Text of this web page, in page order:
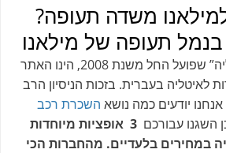
משדה תעופה?
תעופה של מילאנו
אתר “המומחים לאיטליה” שפועל החל משנת 2008, הינו האתר
לאיטליה בעברית. בזכות הניסיון הרב
יודעים כמה נושא השכרת רכב
השגנו עבורכם
3 אופציות מיוחדות
במחירים בלעדיים. מהחברות הכי